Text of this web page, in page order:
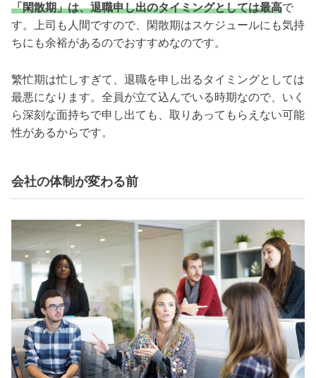
「閑散期」は、退職申し出のタイミングとしては最高で
す。上司も人間ですので、閑散期はスケジュールにも気持
ちにも余裕があるのでおすすめなのです。
繁忙期は忙しすぎて、退職を申し出るタイミングとしては
最悪になります。全員が立て込んでいる時期なので、いく
ら深刻な面持ちで申し出ても、取りあってもらえない可能
性があるからです。
会社の体制が変わる前